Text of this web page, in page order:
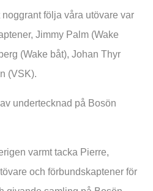
följa våra utövare var
Jimmy Palm (Wake
(Wake båt), Johan Thyr
(VSK).
undertecknad på Bosön
varmt tacka Pierre,
och förbundskaptener för